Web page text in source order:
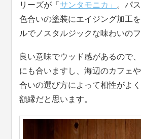
リーズが「サンタモニカ」 。パ
色合いの塗装にエイジング加工
ルでノスタルジックな味わいのフ
良い意味でウッド感があるので
にも合いますし、海辺のカフェ
合いの選び方によって相性がよ
額縁だと思います。